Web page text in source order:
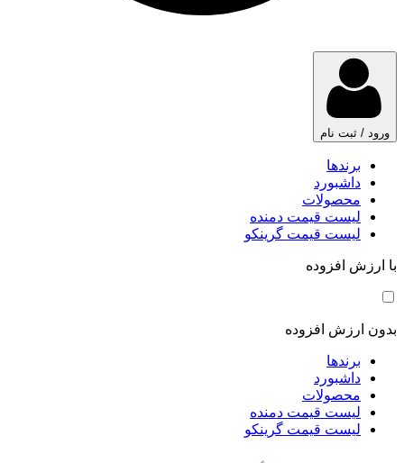
ورود / ثبت نام
برندها
داشبورد
محصولات
لیست قیمت دمنده
لیست قیمت گرینکو
با ارزش افزوده
بدون ارزش افزوده
برندها
داشبورد
محصولات
لیست قیمت دمنده
لیست قیمت گرینکو